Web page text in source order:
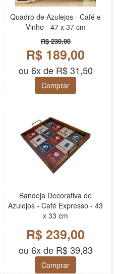
Quadro de Azulejos - Café e
Vinho - 47 x 37 cm
R$ 230,00
R$ 189,00
ou 6x de R$ 31,50
Comprar
Bandeja Decorativa de
Azulejos - Café Expresso - 43
x 33 cm
R$ 239,00
ou 6x de R$ 39,83
Comprar